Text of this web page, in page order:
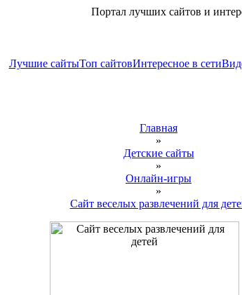
Портал лучших сайтов и
Лучшие сайтыТоп сайтовИнтересное в сети
Главная
»
Детские сайты
»
Онлайн-игры
»
Сайт веселых развлечений для